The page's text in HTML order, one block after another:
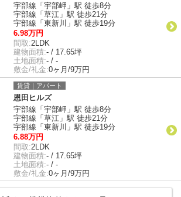
宇部線「宇部岬」駅 徒歩8分
宇部線「草江」駅 徒歩21分
宇部線「東新川」駅 徒歩19分
6.98万円
間取:2LDK
建物面積:- / 17.65坪
土地面積:- / -
敷金/礼金:0ヶ月/9万円
賃貸｜アパート
恩田ヒルズ
宇部線「宇部岬」駅 徒歩8分
宇部線「草江」駅 徒歩21分
宇部線「東新川」駅 徒歩19分
6.88万円
間取:2LDK
建物面積:- / 17.65坪
土地面積:- / -
敷金/礼金:0ヶ月/9万円